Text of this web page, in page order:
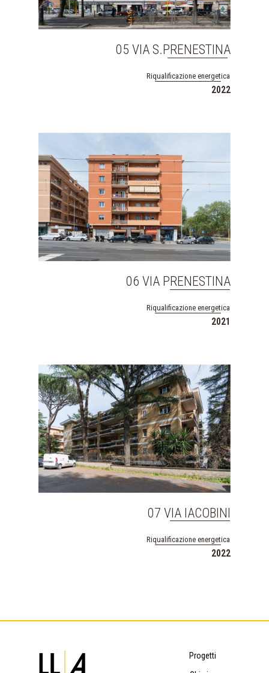
05 VIA S.PRENESTINA
Riqualificazione energetica
2022
06 VIA PRENESTINA
Riqualificazione energetica
2021
07 VIA IACOBINI
Riqualificazione energetica
2022
Progetti